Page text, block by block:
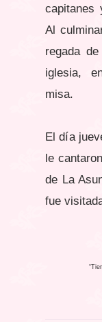
capitanes
Al
regada
iglesia,
misa.
El día
le
de La
fue